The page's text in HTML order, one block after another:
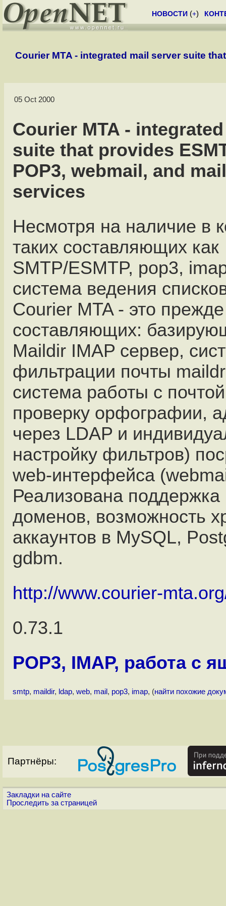
НОВОСТИ (+)
Courier MTA - integrated mail server suite
05 Oct 2000
Courier MTA -
suite that provides
POP3, webmail, and
services
Несмотря на наличие в
таких составляющих как
SMTP/ESMTP, pop3,
система ведения
Courier MTA - это прежде
составляющих:
Maildir IMAP сервер,
фильтрации почты
система работы с
проверку орфографии,
через LDAP и
настройку фильтров)
web-интерфейса
Реализована поддержка
доменов, возможность
аккаунтов в MySQL,
gdbm.
http://www.courier-
0.73.1
POP3, IMAP, работа с
smtp, maildir, ldap, web, mail , pop3, imap, (найти похожие
Партнёры:
Закладки на сайте
Проследить за страницей